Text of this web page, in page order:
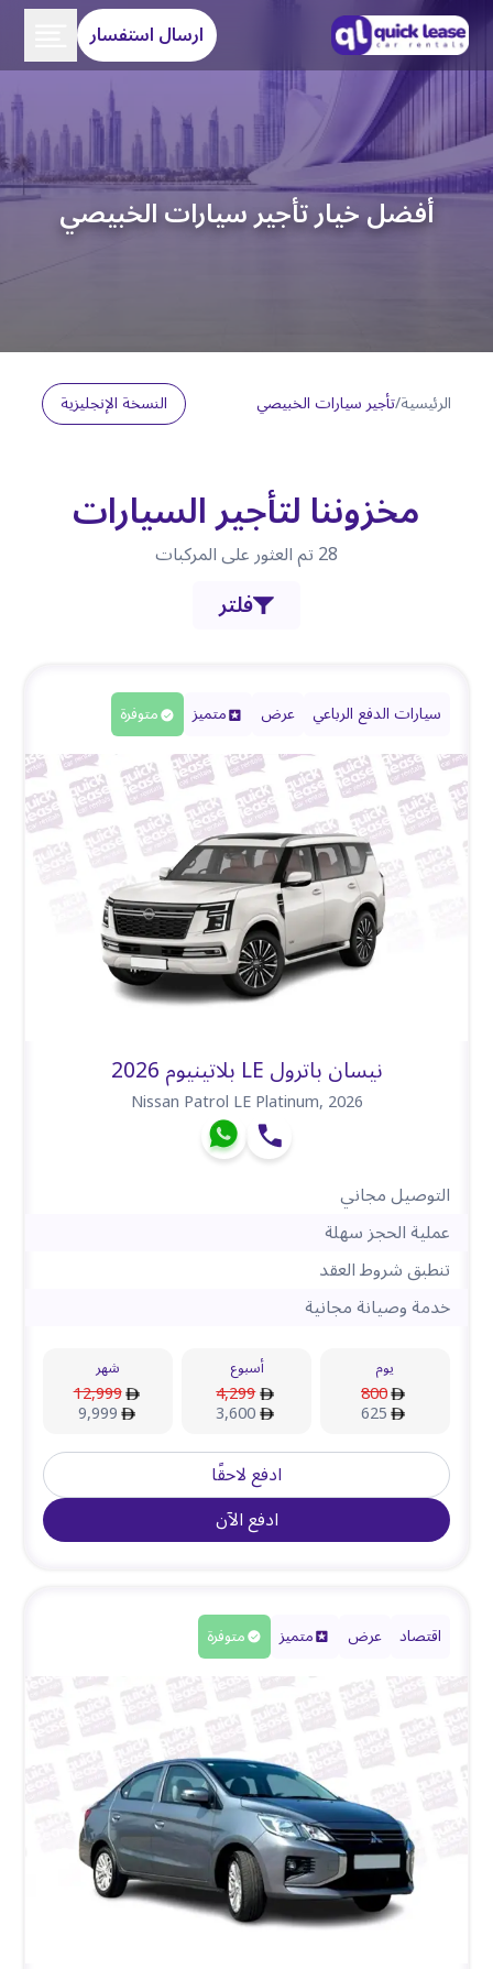
ارسال استفسار
أفضل خيار تأجير سيارات الخبيصي
الرئيسية/تأجير سيارات الخبيصي النسخة الإنجليزية
مخزوننا لتأجير السيارات
28تم العثور على المركبات
فلتر
سيارات الدفع الرباعي عرض متميز متوفرة
نيسان باترول LE بلاتينيوم 2026
Nissan Patrol LE Platinum,2026
التوصيل مجاني
عملية الحجز سهلة
تنطبق شروط العقد
خدمة وصيانة مجانية
يوم
800
625
أسبوع
4,299
3,600
شهر
12,999
9,999
ادفع لاحقًا
ادفع الآن
اقتصاد عرض متميز متوفرة